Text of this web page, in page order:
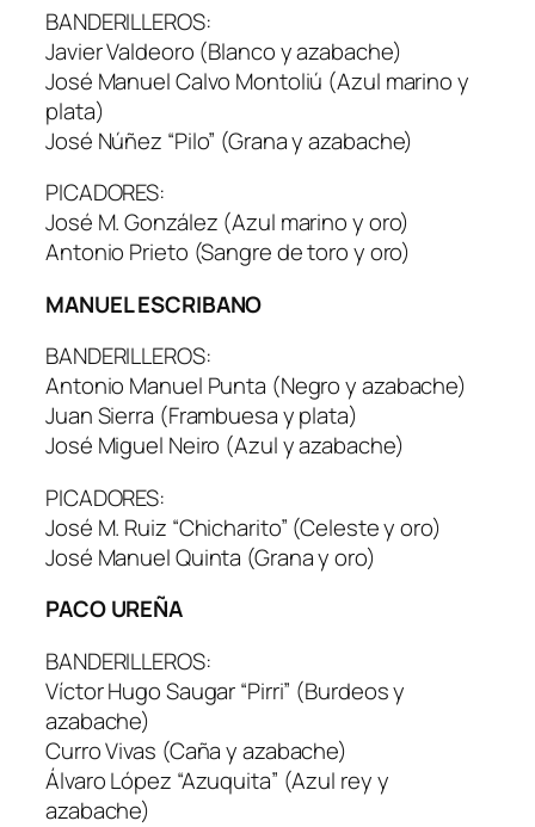
BANDERILLEROS:
Javier Valdeoro (Blanco y azabache)
José Manuel Calvo Montoliú (Azul marino y
plata)
José Núñez “Pilo” (Grana y azabache)
PICADORES:
José M. González (Azul marino y oro)
Antonio Prieto (Sangre de toro y oro)
MANUEL ESCRIBANO
BANDERILLEROS:
Antonio Manuel Punta (Negro y azabache)
Juan Sierra (Frambuesa y plata)
José Miguel Neiro (Azul y azabache)
PICADORES:
José M. Ruiz “Chicharito” (Celeste y oro)
José Manuel Quinta (Grana y oro)
PACO UREÑA
BANDERILLEROS:
Víctor Hugo Saugar “Pirri” (Burdeos y
azabache)
Curro Vivas (Caña y azabache)
Álvaro López “Azuquita” (Azul rey y
azabache)